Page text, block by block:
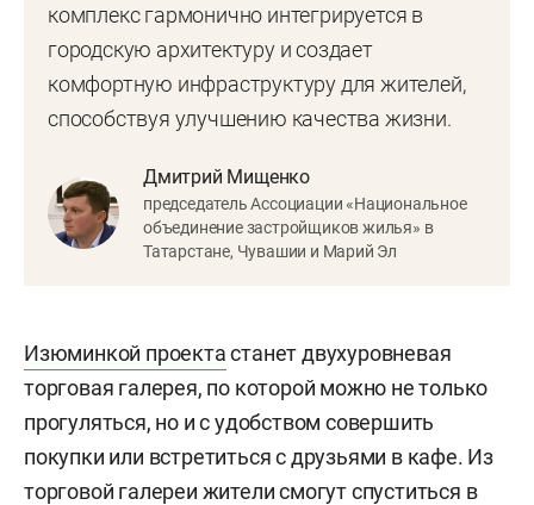
комплекс гармонично интегрируется в
городскую архитектуру и создает
комфортную инфраструктуру для жителей,
способствуя улучшению качества жизни.
Дмитрий Мищенко
председатель Ассоциации «Национальное
объединение застройщиков жилья» в
Татарстане, Чувашии и Марий Эл
Изюминкой проектастанет двухуровневая
торговая галерея, по которой можно не только
прогуляться, но и с удобством совершить
покупки или встретиться с друзьями в кафе. Из
торговой галереи жители смогут спуститься в